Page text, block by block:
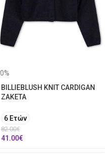
BILLIEBLUSH KNIT CARDIGAN
ΖΑΚΕΤΑ
6 Ετών
82.00€
41.00€